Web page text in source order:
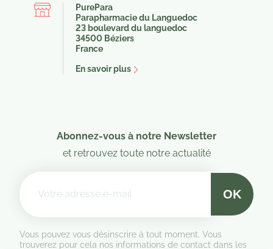
PurePara
Parapharmacie du Languedoc
23 boulevard du languedoc
34500 Béziers
France
En savoir plus
Abonnez-vous à notre Newsletter
et retrouvez toute notre actualité
Vous pouvez vous désinscrire à tout moment. Vous
trouverez pour cela nos informations de contact dans les